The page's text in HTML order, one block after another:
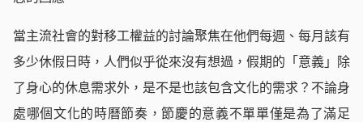
當主流社會的對移工權益的討論聚焦在他們每週、每月該有
多少休假日時，人們似乎從來沒有想過，假期的「意義」除
了身心的休息需求外，是不是也該包含文化的需求？不論身
處哪個文化的時曆節奏，節慶的意義不單單僅是為了滿足